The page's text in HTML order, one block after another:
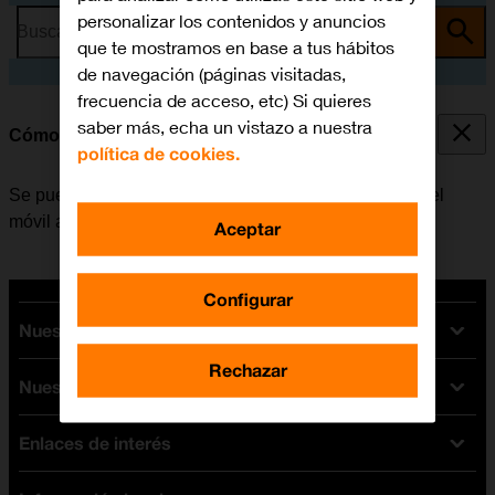
Busca por problema o tema
Cómo seleccionar el timbre de llamada
Se puede seleccionar el timbre de llamada que emite el
móvil al recibir una llamada.
Nuestras tarifas
Tarifas Orange
Tarifas fibra y móvil
Tarifas móviles
Tarifas internet y fibra
Nuestros dispositivos
Ofertas en móviles
iPhone
Enlaces de interés
personalizar los contenidos y anuncios
que te mostramos en base a tus hábitos
de navegación (páginas visitadas,
frecuencia de acceso, etc) Si quieres
saber más, echa un vistazo a nuestra
política de cookies.
Configurar
Rechazar
Aceptar